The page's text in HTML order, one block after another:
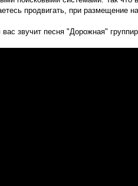
продвигать, при размещение
звучит песня "Дорожная"